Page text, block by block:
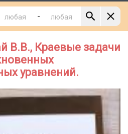
-
В.В., Краевые задачи
уравнений.